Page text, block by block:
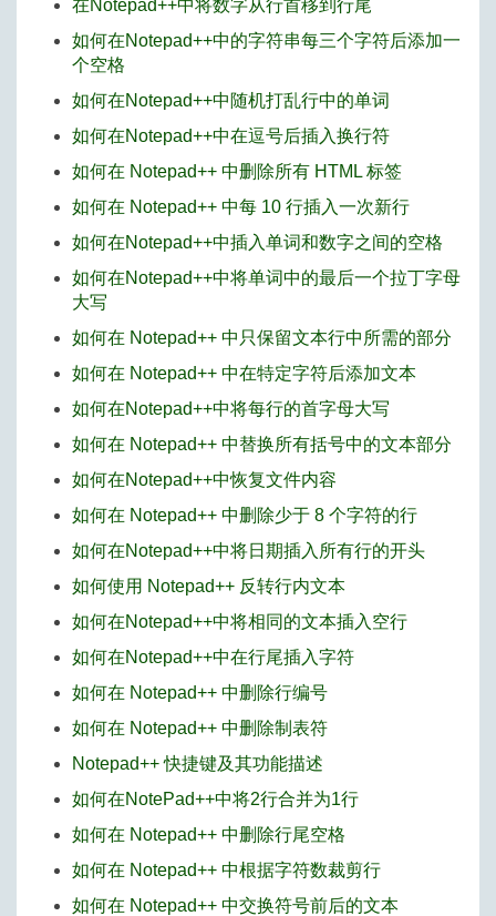
在Notepad++中将数字从行首移到行尾
如何在Notepad++中的字符串每三个字符后添加一
个空格
如何在Notepad++中随机打乱行中的单词
如何在Notepad++中在逗号后插入换行符
如何在 Notepad++ 中删除所有 HTML 标签
如何在 Notepad++ 中每 10 行插入一次新行
如何在Notepad++中插入单词和数字之间的空格
如何在Notepad++中将单词中的最后一个拉丁字母
大写
如何在 Notepad++ 中只保留文本行中所需的部分
如何在 Notepad++ 中在特定字符后添加文本
如何在Notepad++中将每行的首字母大写
如何在 Notepad++ 中替换所有括号中的文本部分
如何在Notepad++中恢复文件内容
如何在 Notepad++ 中删除少于 8 个字符的行
如何在Notepad++中将日期插入所有行的开头
如何使用 Notepad++ 反转行内文本
如何在Notepad++中将相同的文本插入空行
如何在Notepad++中在行尾插入字符
如何在 Notepad++ 中删除行编号
如何在 Notepad++ 中删除制表符
Notepad++ 快捷键及其功能描述
如何在NotePad++中将2行合并为1行
如何在 Notepad++ 中删除行尾空格
如何在 Notepad++ 中根据字符数裁剪行
如何在 Notepad++ 中交换符号前后的文本